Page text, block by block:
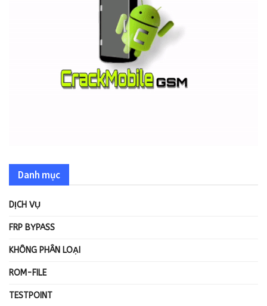
Danh mục
DỊCH VỤ
FRP BYPASS
KHÔNG PHÂN LOẠI
ROM-FILE
TESTPOINT